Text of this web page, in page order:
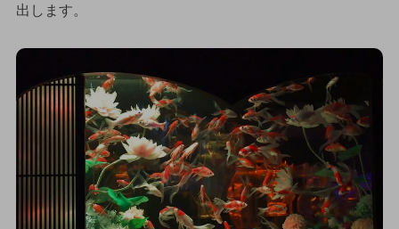
出します。